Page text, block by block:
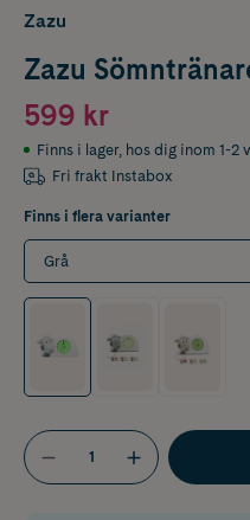
Zazu
Zazu
599 kr
Finns i lager, hos dig inom 1-2
Fri frakt Instabox
Finns i flera varianter
Grå